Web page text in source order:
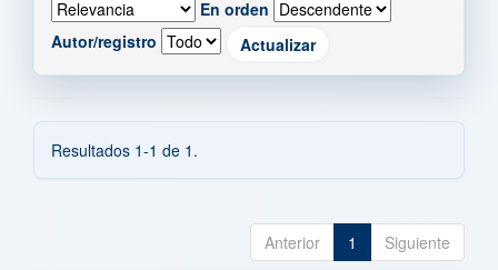
En orden
Autor/registro
Resultados 1-1 de 1.
Anterior 1 Siguiente